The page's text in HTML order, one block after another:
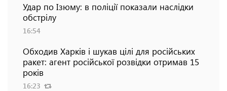
Удар по Ізюму: в поліції показали наслідки
обстрілу
16:54
Обходив Харків і шукав цілі для російських
ракет: агент російської розвідки отримав 15
років
16:23